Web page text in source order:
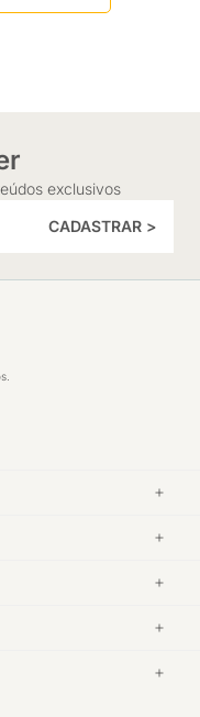
exclusivos
CADASTRAR >